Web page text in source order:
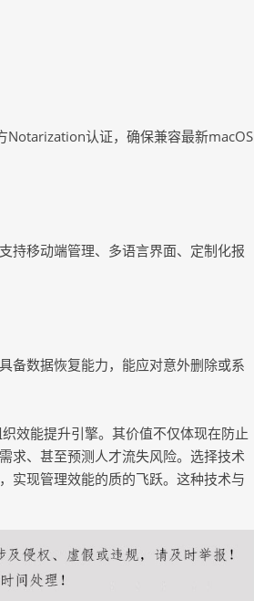
Notarization认证，确保兼容最新macOS
持移动端管理、多语言界面、定制化报
备数据恢复能力，能应对意外删除或系
效能提升引擎。其价值不仅体现在防止
求、甚至预测人才流失风险。选择技术
实现管理效能的质的飞跃。这种技术与